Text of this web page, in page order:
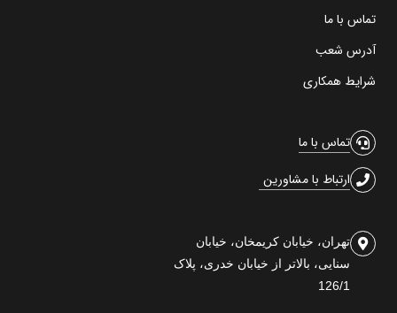
تماس با ما
آدرس شعب
شرایط همکاری
تماس با ما
ارتباط با مشاورین
تهران، خیابان کریمخان، خیابان
سنایی، بالاتر از خیابان خدری، پلاک
126/1